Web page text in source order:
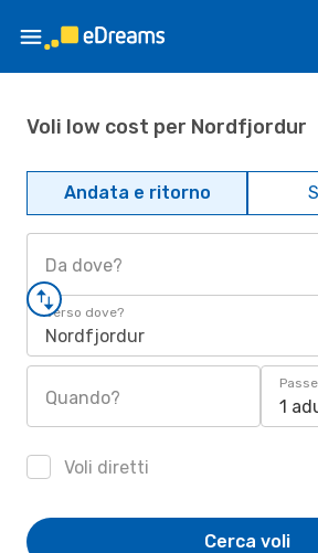
Voli low cost per Nordfjordur
Andata e ritorno
Da dove?
Verso dove?
Nordfjordur
Quando? 1
Voli diretti
Cerca voli